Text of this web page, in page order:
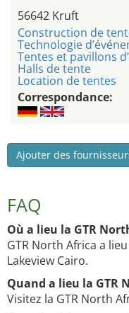
56642 Kruft
Construction de
Technologie
Tentes et pavillons
Halls de tente
Location de tentes
Correspondance:
Ajouter des
FAQ
Où a lieu la GTR
GTR North Africa a
Lakeview Cairo.
Quand a lieu la GTR
Visitez la GTR North